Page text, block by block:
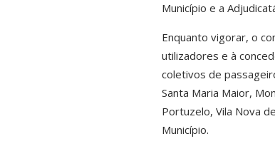
Município e a
Enquanto vigorar, o
utilizadores e à
coletivos de
Santa Maria Maior,
Portuzelo, Vila Nova
Município.